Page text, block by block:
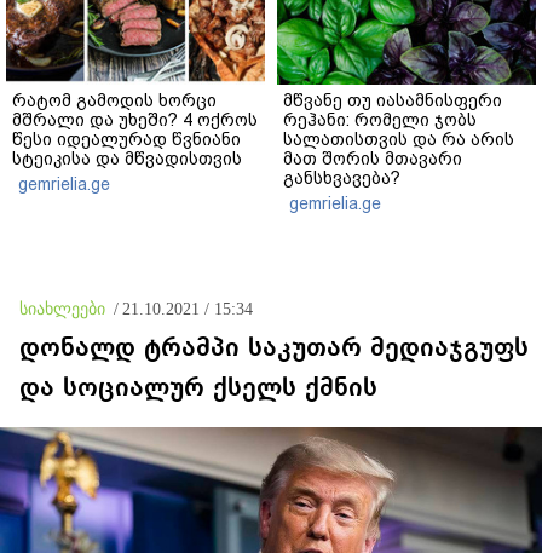
რატომ გამოდის ხორცი
მშრალი და უხეში? 4 ოქროს
წესი იდეალურად წვნიანი
სტეიკისა და მწვადისთვის
gemrielia.ge
მწვანე თუ იასამნისფერი
რეჰანი: რომელი ჯობს
სალათისთვის და რა არის
მათ შორის მთავარი
განსხვავება?
gemrielia.ge
სიახლეები / 21.10.2021 / 15:34
დონალდ ტრამპი საკუთარ მედიაჯგუფს
და სოციალურ ქსელს ქმნის